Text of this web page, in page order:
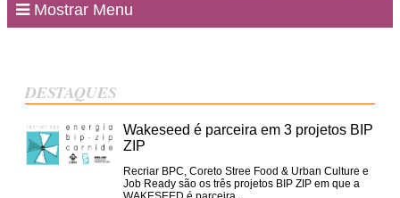
Mostrar Menu
DESTAQUES
Wakeseed é parceira em 3 projetos BIP
ZIP
Recriar BPC, Coreto Stree Food & Urban Culture e
Job Ready são os três projetos BIP ZIP em que a